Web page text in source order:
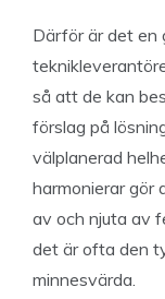
Därför är det en
så att de kan
förslag på
välplanerad
harmonierar gör
av och njuta av
det är ofta den
minnesvärda.